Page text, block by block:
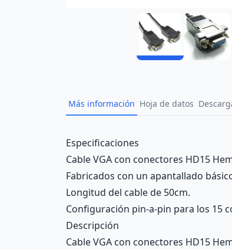
Más información Hoja de datos
Description
Especificaciones
Cable VGA con conectores HD15
Fabricados con un apantallado
Longitud del cable de 50cm.
Configuración pin-a-pin para los 15
Descripción
Cable VGA con conectores HD15